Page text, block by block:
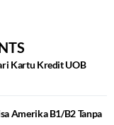
Kartu Kredit UOB
Amerika B1/B2 Tanpa